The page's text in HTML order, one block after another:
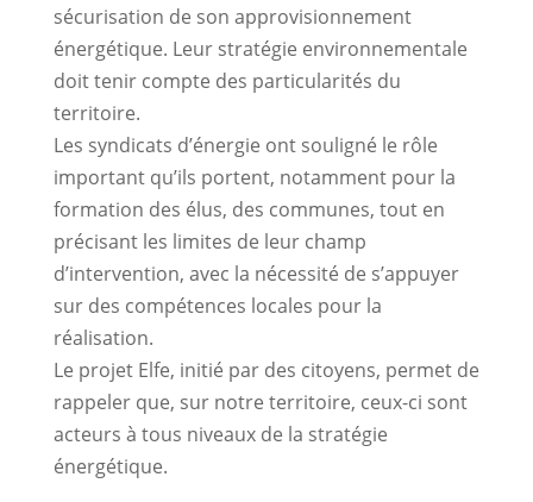
sécurisation de son approvisionnement
énergétique. Leur stratégie environnementale
doit tenir compte des particularités du
territoire.
Les syndicats d’énergie ont souligné le rôle
important qu’ils portent, notamment pour la
formation des élus, des communes, tout en
précisant les limites de leur champ
d’intervention, avec la nécessité de s’appuyer
sur des compétences locales pour la
réalisation.
Le projet Elfe, initié par des citoyens, permet de
rappeler que, sur notre territoire, ceux-ci sont
acteurs à tous niveaux de la stratégie
énergétique.